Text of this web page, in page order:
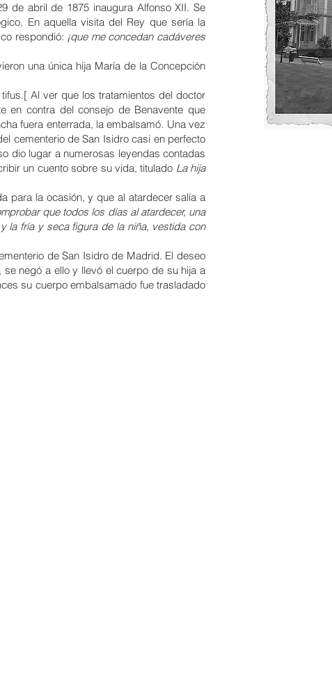
de abril de 1875 inaugura Alfonso XII. Se
En aquella visita del Rey que sería la
respondió: ¡que me concedan cadáveres
una única hija María de la Concepción
tifus.[ Al ver que los tratamientos deldoctor
en contra del consejo de Benavente que
fuera enterrada, laembalsamó. Una vez
cementerio de San Isidro casi en perfecto
dio lugar a numerosas leyendas contadas
un cuento sobre su vida, titulado La hija
para la ocasión, y que al atardecer salía a
que todos los días al atardecer, una
la fría y seca figura de la niña, vestida con
de San Isidrode Madrid. El deseo
negó a ello y llevó el cuerpo de su hija a
su cuerpo embalsamado fue trasladado